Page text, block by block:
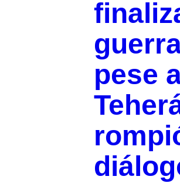
pese